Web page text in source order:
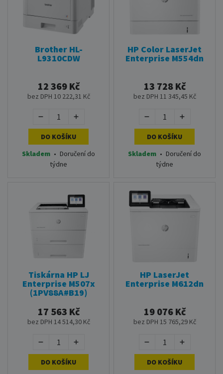
Brother HL-
L9310CDW
12 369 Kč
bez DPH 10 222,31 Kč
DO KOŠÍKU
Skladem • Doručení do
týdne
HP Color LaserJet
Enterprise M554dn
13 728 Kč
bez DPH 11 345,45 Kč
DO KOŠÍKU
Skladem • Doručení do
týdne
Tiskárna HP LJ
Enterprise M507x
(1PV88A#B19)
17 563 Kč
bez DPH 14 514,30 Kč
DO KOŠÍKU
HP LaserJet
Enterprise M612dn
19 076 Kč
bez DPH 15 765,29 Kč
DO KOŠÍKU